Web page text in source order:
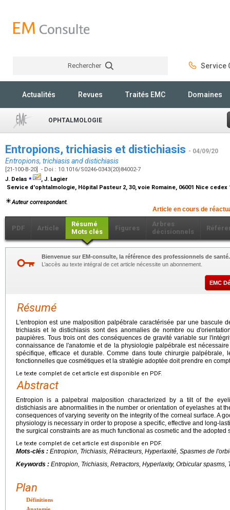
Rechercher Service
Actualités Revues Traités EMC Domaines
OPHTALMOLOGIE
Entropions, trichiasis et distichiasis - 04/09/20
Entropions, trichiasis and distichiasis
[21-100-B-20] - Doi : 10.1016/S0246-0343(20)84002-7
J. Delas ⁎
, J. Lagier
Service d'ophtalmologie, Hôpital Pasteur 2, 30, voie Romaine, 06001 Nice cedex
Auteur correspondant.
Article en cours de
PDF Article
Résumé
Mots clés
Figures
Arbres
décisionnels
Bienvenue sur EM-consulte, la référence des professionnels de santé.
L’accès au texte intégral de cet article nécessite un abonnement.
EMC
Résumé
L'entropion est une malposition palpébrale caractérisée par une bascule
trichiasis et le distichiasis sont des anomalies de nombre ou
paupières. Tous trois ont des conséquences de gravité variable sur
connaissance de l'anatomie et de la physiologie palpébrale est
spécifique, efficace et durable. Comme dans toute chirurgie palpébrale,
fonctionnelles que cosmétiques et la stratégie adoptée doit prendre en
Le texte complet de cet article est disponible en PDF.
Abstract
Entropion is a palpebral malposition characterized by a tilt of the
distichiasis are abnormalities in the number or orientation of eyelashes at
consequences of varying severity on the integrity of the corneal surface. A
physiology is necessary in order to propose a specific, effective and long-
the surgical constraints are as much functional as cosmetic and the adopted
Le texte complet de cet article est disponible en PDF.
Mots-clés : Entropion, Trichiasis, Rétracteurs, Hyperlaxité, Spasmes de
Keywords : Entropion, Trichiasis, Retractors, Hyperlaxity, Orbicular spasms,
Plan
Définitions